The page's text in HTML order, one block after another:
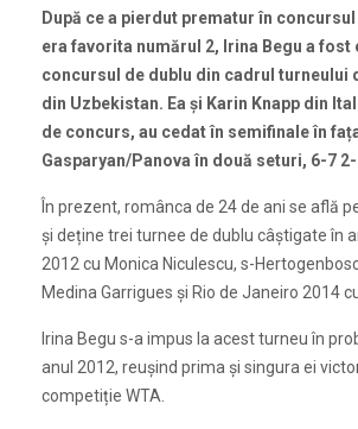
După ce a pierdut prematur în
era favorita numărul 2, Irina Begu a fost
concursul de dublu din cadrul turneului
din Uzbekistan. Ea și Karin Knapp din
de concurs, au cedat în semifinale în
Gasparyan/Panova în două seturi, 6-7
În prezent, românca de 24 de ani se află
și deține trei turnee de dublu câștigate în
2012 cu Monica Niculescu, s-
Medina Garrigues și Rio de Janeiro 2014
Irina Begu s-a impus la acest turneu în
anul 2012, reușind prima și singura ei
competiție WTA.